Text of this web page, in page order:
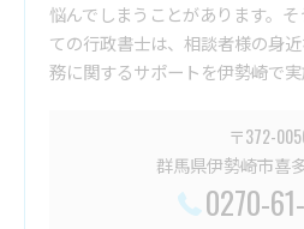
悩んでしまうことがあります。
ての行政書士は、相談者様の身
務に関するサポートを伊勢崎で実
〒372-
群馬県伊勢崎市喜
0270-